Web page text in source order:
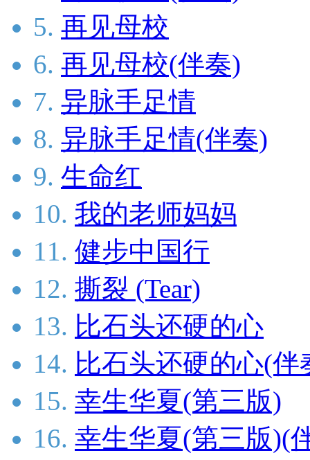
5. 再见母校
6. 再见母校(伴奏)
7. 异脉手足情
8. 异脉手足情(伴奏)
9. 生命红
10. 我的老师妈妈
11. 健步中国行
12. 撕裂 (Tear)
13. 比石头还硬的心
14. 比石头还硬的心(伴
15. 幸生华夏(第三版)
16. 幸生华夏(第三版)(